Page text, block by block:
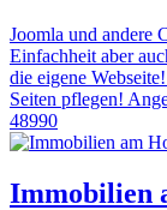
Joomla und andere
Einfachheit aber
die eigene
Seiten pflegen!
48990
Immobilien